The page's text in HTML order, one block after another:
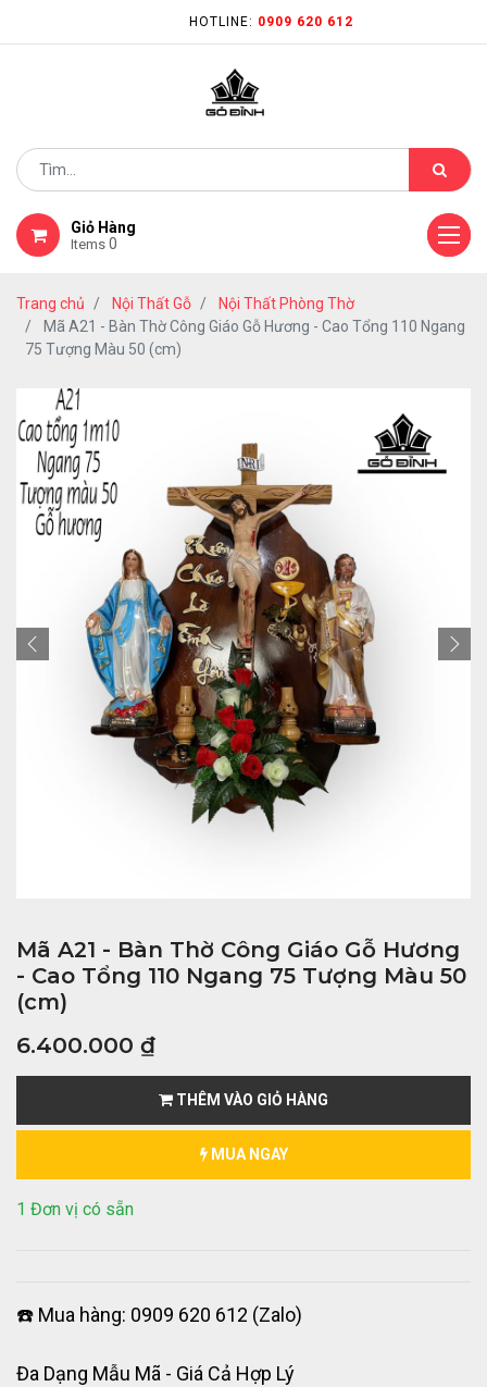
HOTLINE: 0909 620 612
Giỏ Hàng
Items 0
Trang chủ Nội Thất Gỗ
Nội Thất Phòng Thờ
Mã A21 - Bàn Thờ Công Giáo Gỗ Hương - Cao Tổng 110 Ngang
75 Tượng Màu 50 (cm)
Mã A21 - Bàn Thờ Công Giáo Gỗ Hương
- Cao Tổng 110 Ngang 75 Tượng Màu 50
(cm)
6.400.000 ₫
THÊM VÀO GIỎ HÀNG
MUA NGAY
1 Đơn vị có sẵn
☎️ Mua hàng: 0909 620 612 (Zalo)
Đa Dạng Mẫu Mã - Giá Cả Hợp Lý